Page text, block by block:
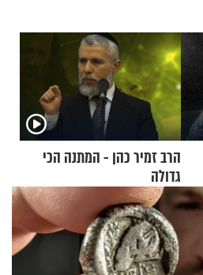
הרב זמיר כהן - המתנה הכי
גדולה